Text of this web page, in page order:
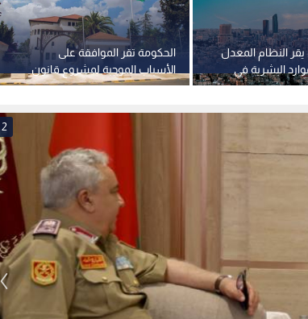
الحكومة تقر الموافقة على
الأسباب الموجبة لمشروع قانون
معدل لقانون الهيئة المستقلة
النظام المعدل
البشرية في
2026
2